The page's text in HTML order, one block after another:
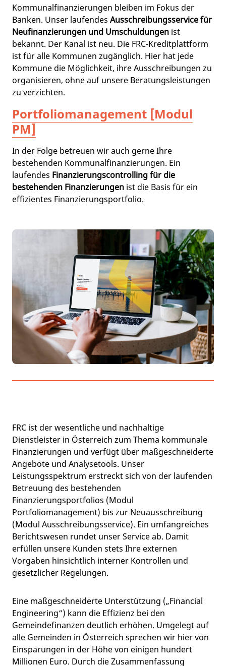
Kommunalfinanzierungen bleiben im Fokus der
Banken. Unser laufendes Ausschreibungsservice für
Neufinanzierungen und Umschuldungen ist
bekannt. Der Kanal ist neu. Die FRC-Kreditplattform
ist für alle Kommunen zugänglich. Hier hat jede
Kommune die Möglichkeit, ihre Ausschreibungen zu
organisieren, ohne auf unsere Beratungsleistungen
zu verzichten.
Portfoliomanagement [Modul
PM]
In der Folge betreuen wir auch gerne Ihre
bestehenden Kommunalfinanzierungen. Ein
laufendes Finanzierungscontrolling für die
bestehenden Finanzierungen ist die Basis für ein
effizientes Finanzierungsportfolio.
FRC ist der wesentliche und nachhaltige
Dienstleister in Österreich zum Thema kommunale
Finanzierungen und verfügt über maßgeschneiderte
Angebote und Analysetools. Unser
Leistungsspektrum erstreckt sich von der laufenden
Betreuung des bestehenden
Finanzierungsportfolios (Modul
Portfoliomanagement) bis zur Neuausschreibung
(Modul Ausschreibungsservice). Ein umfangreiches
Berichtswesen rundet unser Service ab. Damit
erfüllen unsere Kunden stets Ihre externen
Vorgaben hinsichtlich interner Kontrollen und
gesetzlicher Regelungen.
Eine maßgeschneiderte Unterstützung („Financial
Engineering“) kann die Effizienz bei den
Gemeindefinanzen deutlich erhöhen. Umgelegt auf
alle Gemeinden in Österreich sprechen wir hier von
Einsparungen in der Höhe von einigen hundert
Millionen Euro. Durch die Zusammenfassung